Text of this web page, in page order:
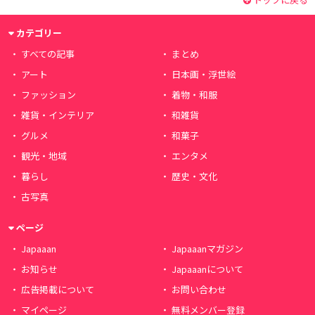
カテゴリー
すべての記事
まとめ
アート
日本画・浮世絵
ファッション
着物・和服
雑貨・インテリア
和雑貨
グルメ
和菓子
観光・地域
エンタメ
暮らし
歴史・文化
古写真
ページ
Japaaan
Japaaanマガジン
お知らせ
Japaaanについて
広告掲載について
お問い合わせ
マイページ
無料メンバー登録